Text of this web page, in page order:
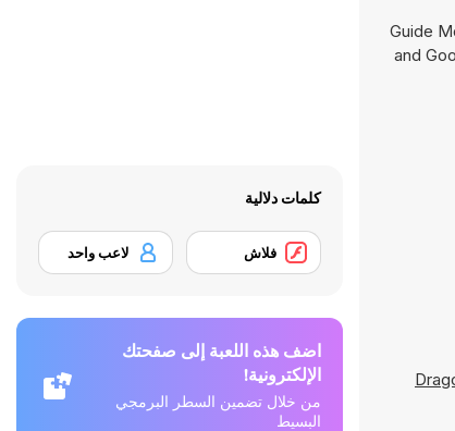
Guide
and
كلمات دلالية
فلاش لاعب واحد
اضف هذه اللعبة إلى صفحتك
الإلكترونية!
من خلال تضمين السطر البرمجي
البسيط